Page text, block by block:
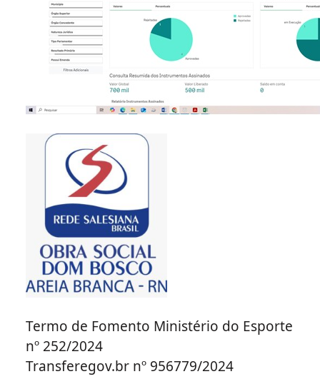
Termo de Fomento Ministério do Esporte
nº 252/2024
Transferegov.br nº 956779/2024